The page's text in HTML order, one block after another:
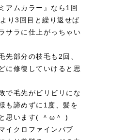
アムカラー』なら1回
り3回目と繰り返せば
サラに仕上がっちゃい
先部分の枝毛も2回、
に修復していけると思
で毛先がビリビリにな
も諦めずに1度、髪を
思います( ＾ω＾ )
イクロファインバブ